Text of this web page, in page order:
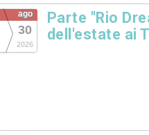
ago
30
2026
Parte "Rio
dell'estate ai